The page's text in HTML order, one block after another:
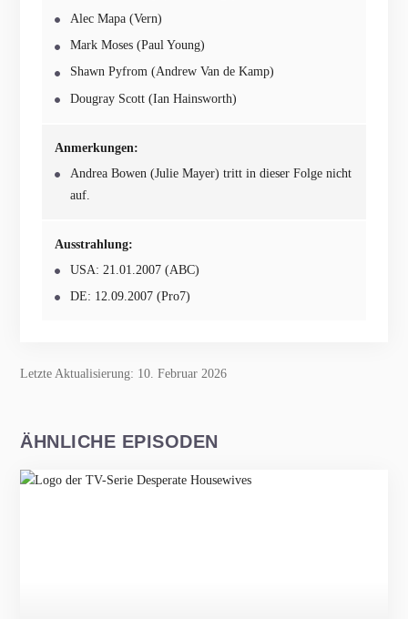
Alec Mapa (Vern)
Mark Moses (Paul Young)
Shawn Pyfrom (Andrew Van de Kamp)
Dougray Scott (Ian Hainsworth)
Anmerkungen:
Andrea Bowen (Julie Mayer) tritt in dieser Folge nicht
auf.
Ausstrahlung:
USA: 21.01.2007 (ABC)
DE: 12.09.2007 (Pro7)
Letzte Aktualisierung: 10. Februar 2026
ÄHNLICHE EPISODEN